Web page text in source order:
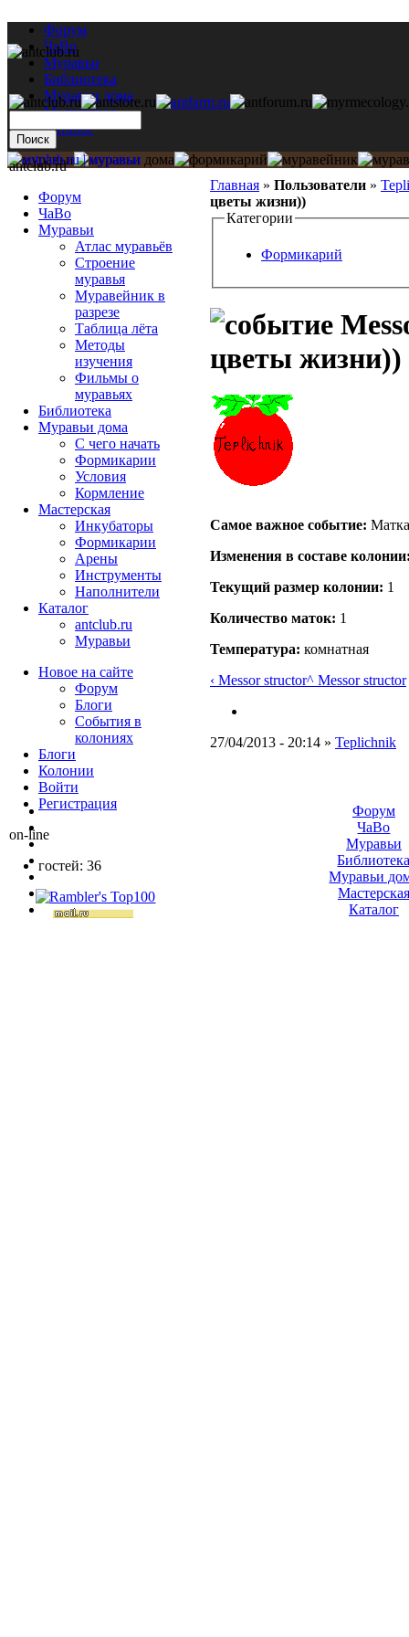
Форум
ЧаВо
Муравьи
Библиотека
Муравьи дома
Мастерская
Каталог
Главная » Пользователи »
цветы жизни))
Категории
Формикарий
цветы жизни))
Самое важное событие:
Изменения в составе
Текущий размер кoлонии: 1
Количество маток: 1
Температура: комнатная
‹ Messor structor^ Messor structor
27/04/2013 - 20:14 » Teplichnik
antclub.ru
Форум
ЧаВо
Муравьи
Атлас муравьёв
Строение
муравья
Муравейник в
разрезе
Таблица лёта
Методы
изучения
Фильмы о
муравьях
Библиотека
Муравьи дома
С чего начать
Формикарии
Условия
Кормление
Мастерская
Инкубаторы
Формикарии
Арены
Инструменты
Наполнители
Каталог
antclub.ru
Муравьи
Новое на сайте
Форум
Блоги
События в
колониях
Блоги
Колонии
Войти
Peгиcтpaция
on-line
гостей: 36
Форум
ЧаВо
Муравьи
Муравьи
Мастерская
Каталог